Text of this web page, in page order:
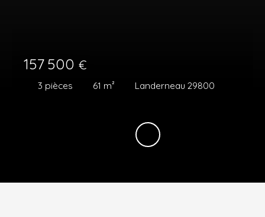
157 500 €
3 pièces 61 m² Landerneau 29800